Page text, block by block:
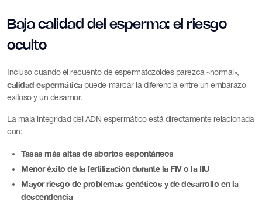
Baja calidad del esperma: el riesgo
oculto
Incluso cuando el recuento de espermatozoides parezca «normal»,
calidad espermáticapuede marcar la diferencia entre un embarazo
exitoso y un desamor.
La mala integridad del ADN espermático está directamente relacionada
con:
Tasas más altas de abortos espontáneos
Menor éxito de la fertilización durante la FIV o la IIU
Mayor riesgo de problemas genéticos y de desarrollo en la
descendencia